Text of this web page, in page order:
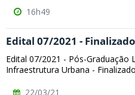
16h49
Edital 07/2021 - Finalizado
Edital 07/2021 - Pós-Graduação
Infraestrutura Urbana - Finalizado
22/03/21